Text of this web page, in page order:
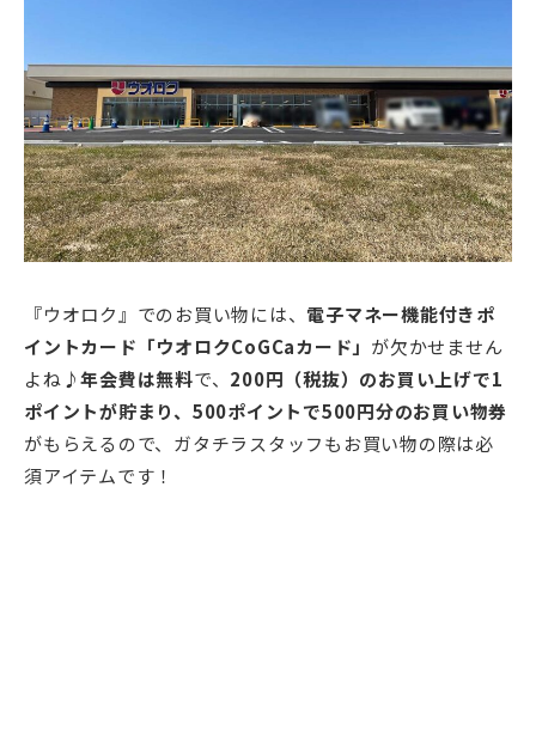
『ウオロク』でのお買い物には、 電子マネー機能付きポ
イントカード「ウオロクCoGCaカード」 が欠かせません
よね♪年会費は無料で、 200円（税抜）のお買い上げで1
ポイントが貯まり、500ポイントで500円分のお買い物券
がもらえるので、ガタチラスタッフもお買い物の際は必
須アイテムです！